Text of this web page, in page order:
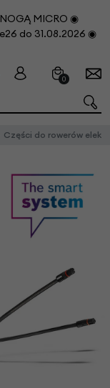
MICRO ◉
do 31.08.2026 ◉
0
Części do rowerów elektrycznych